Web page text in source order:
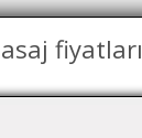
fiyatları